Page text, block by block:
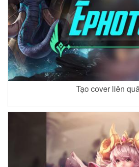
Tạo cover liên